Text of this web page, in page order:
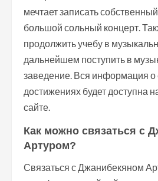
мечтает записать
большой сольный концерт.
продолжить учебу в
дальнейшем поступить в
заведение. Вся информация о
достижениях будет доступна
сайте.
Как можно связаться с
Артуром?
Связаться с Джанибекяном